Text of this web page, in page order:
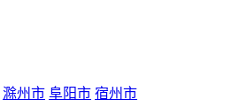
滁州市 阜阳市 宿州市